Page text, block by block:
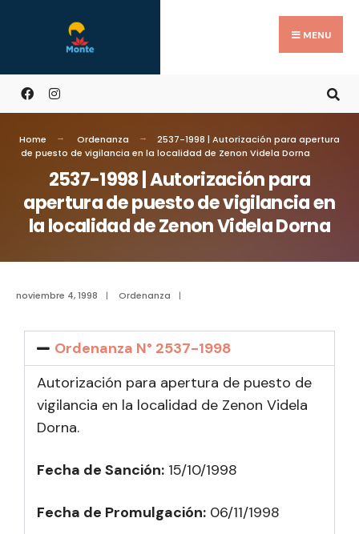
MENU
Home Ordenanza
2537-1998 | Autorización para apertura
de puesto de vigilancia en la localidad de Zenon Videla Dorna
2537-1998 | Autorización para
apertura de puesto de vigilancia en
la localidad de Zenon Videla Dorna
noviembre 4, 1998 | Ordenanza |
Ordenanza N° 2537-1998
Autorización para apertura de puesto de
vigilancia en la localidad de Zenon Videla
Dorna.
Fecha de Sanción: 15/10/1998
Fecha de Promulgación: 06/11/1998